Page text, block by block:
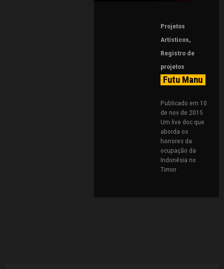
Projetos
Artísticos,
Registro de
projetos
Futu Manu
Publicado em 10
de nov de 2015
Um live doc que
aborda os
horrores da
ocupação da
Indonésia no
Timor